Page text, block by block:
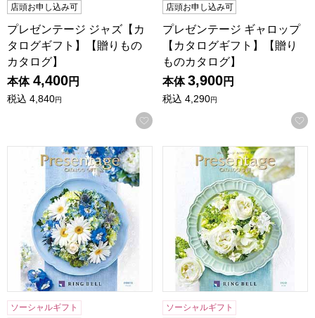
店頭お申し込み可
プレゼンテージ ジャズ【カ
タログギフト】【贈りもの
カタログ】
本体 4,400円
税込 4,840円
お気に入りに登録する
店頭お申し込み可
プレゼンテージ ギャロップ
【カタログギフト】【贈り
ものカタログ】
本体 3,900円
税込 4,290円
プレゼンテージ フォルテ【カタログギフト】【贈りものカ
ソーシャルギフト
プレゼンテージ デュオ【カ
ソーシャルギフト